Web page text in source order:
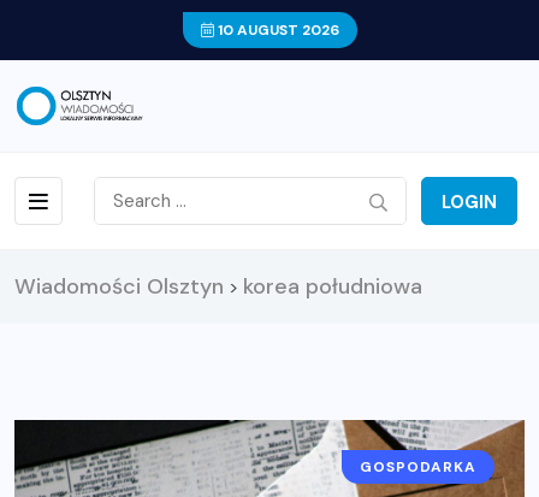
10 AUGUST 2026
LOGIN
Wiadomości Olsztyn > korea południowa
GOSPODARKA